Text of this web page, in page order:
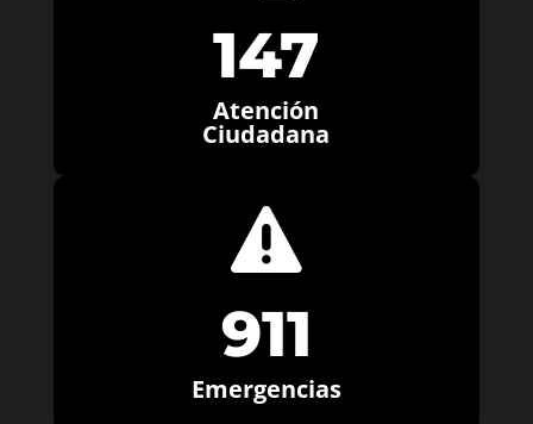
147
Atención
Ciudadana

911
Emergencias